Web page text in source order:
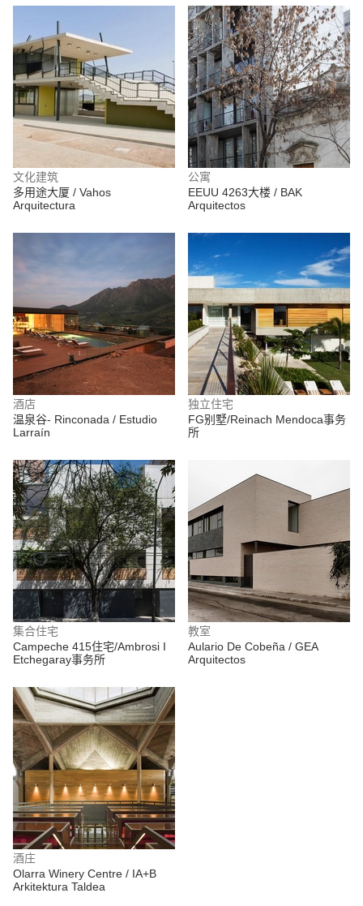
文化建筑
多用途大厦 / Vahos
Arquitectura
公寓
EEUU 4263大楼 / BAK
Arquitectos
酒店
温泉谷- Rinconada / Estudio
Larraín
独立住宅
FG别墅/Reinach Mendoca事务
所
集合住宅
Campeche 415住宅/Ambrosi I
Etchegaray事务所
教室
Aulario De Cobeña / GEA
Arquitectos
酒庄
Olarra Winery Centre / IA+B
Arkitektura Taldea